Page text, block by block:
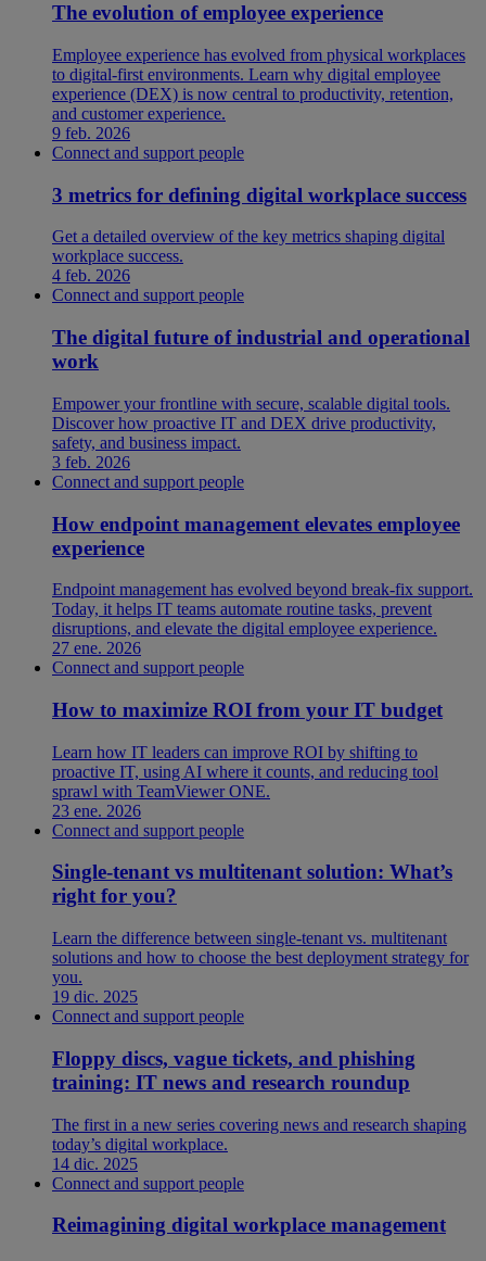
The evolution of employee experience
Employee experience has evolved from physical workplaces
to digital-first environments. Learn why digital employee
experience (DEX) is now central to productivity, retention,
and customer experience.
9 feb. 2026
Connect and support people
3 metrics for defining digital workplace success
Get a detailed overview of the key metrics shaping digital
workplace success.
4 feb. 2026
Connect and support people
The digital future of industrial and operational
work
Empower your frontline with secure, scalable digital tools.
Discover how proactive IT and DEX drive productivity,
safety, and business impact.
3 feb. 2026
Connect and support people
How endpoint management elevates employee
experience
Endpoint management has evolved beyond break-fix support.
Today, it helps IT teams automate routine tasks, prevent
disruptions, and elevate the digital employee experience.
27 ene. 2026
Connect and support people
How to maximize ROI from your IT budget
Learn how IT leaders can improve ROI by shifting to
proactive IT, using AI where it counts, and reducing tool
sprawl with TeamViewer ONE.
23 ene. 2026
Connect and support people
Single-tenant vs multitenant solution: What’s
right for you?
Learn the difference between single-tenant vs. multitenant
solutions and how to choose the best deployment strategy for
you.
19 dic. 2025
Connect and support people
Floppy discs, vague tickets, and phishing
training: IT news and research roundup
The first in a new series covering news and research shaping
today’s digital workplace.
14 dic. 2025
Connect and support people
Reimagining digital workplace management